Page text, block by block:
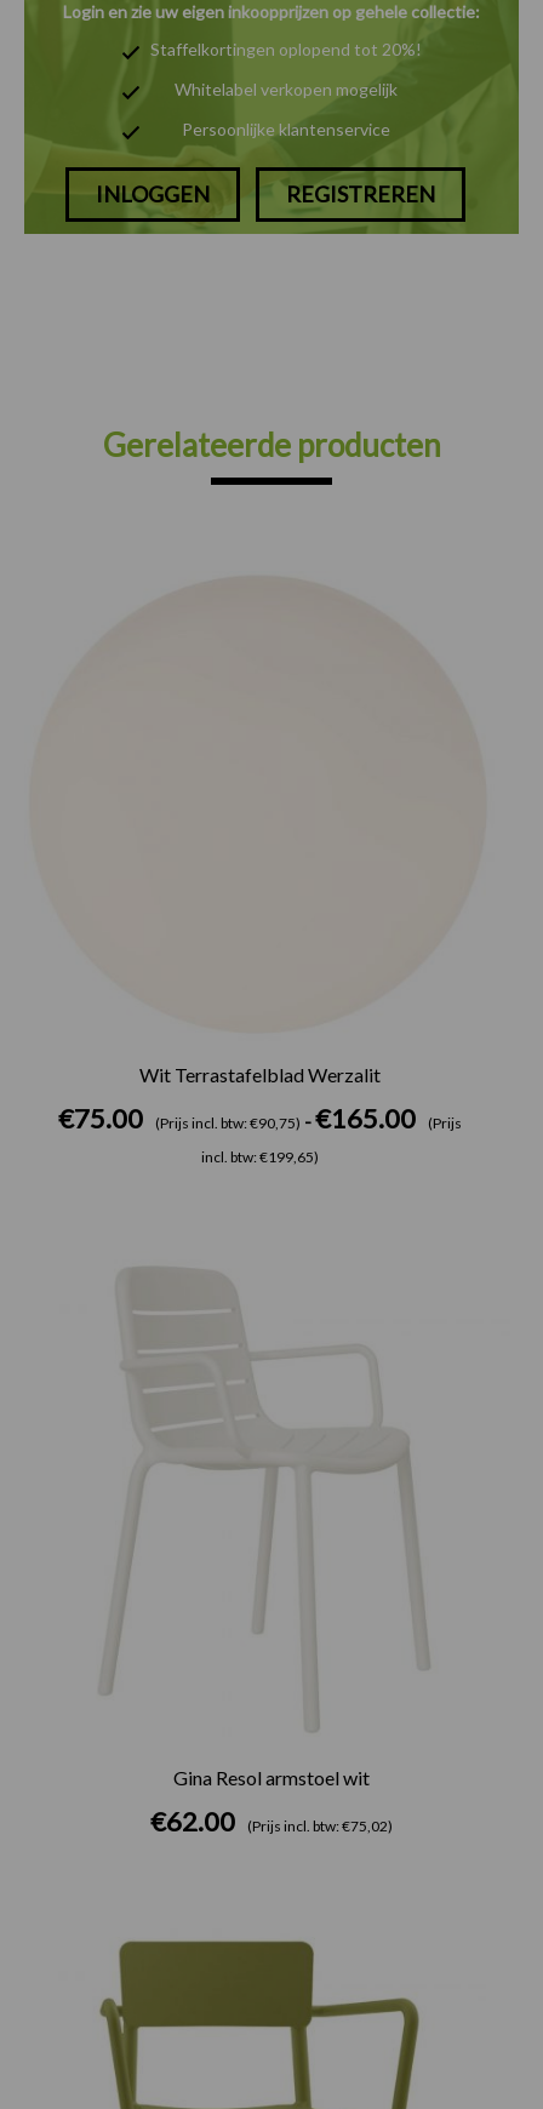
Login en zie uw eigen inkoopprijzen op gehele collectie:
Staffelkortingen oplopend tot 20%!
Whitelabel verkopen mogelijk
Persoonlijke klantenservice
INLOGGEN REGISTREREN
Gerelateerde producten
Wit Terrastafelblad Werzalit
€75.00 (Prijs incl. btw: €90,75) - €165.00
(Prijs
incl. btw: €199,65)
Gina Resol armstoel wit
€62.00 (Prijs incl. btw: €75,02)